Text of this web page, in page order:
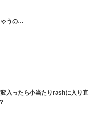
ゃうの…
入ったら小当たりrashに入り直